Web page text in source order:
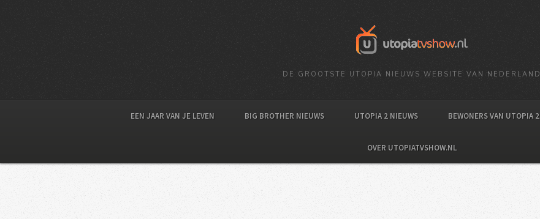
DE GROOTSTE UTOPIA NIEUWS WEBSITE VAN NEDERLAND
EEN JAAR VAN JE LEVEN BIG BROTHER NIEUWS UTOPIA 2 NIEUWS BEWONERS VAN UTOPIA 2
OVER UTOPIATVSHOW.NL